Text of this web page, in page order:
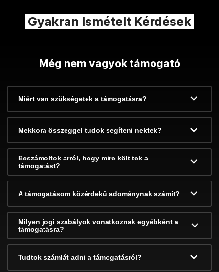
Gyakran Ismételt Kérdések
Még nem vagyok támogató
Miért van szükségetek a támogatásra?
Mekkora összeggel tudok segíteni nektek?
Beszámoltok arról, hogy mire költitek a
támogatást?
A támogatásom közérdekű adománynak számít?
Milyen jogi szabályok vonatkoznak egyébként a
támogatásra?
Tudtok számlát adni a támogatásról?